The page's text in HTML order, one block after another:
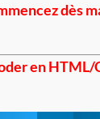
dès
en HTML/